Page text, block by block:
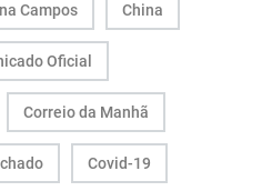
Campos China
Oficial
Correio da Manhã
Covid-19